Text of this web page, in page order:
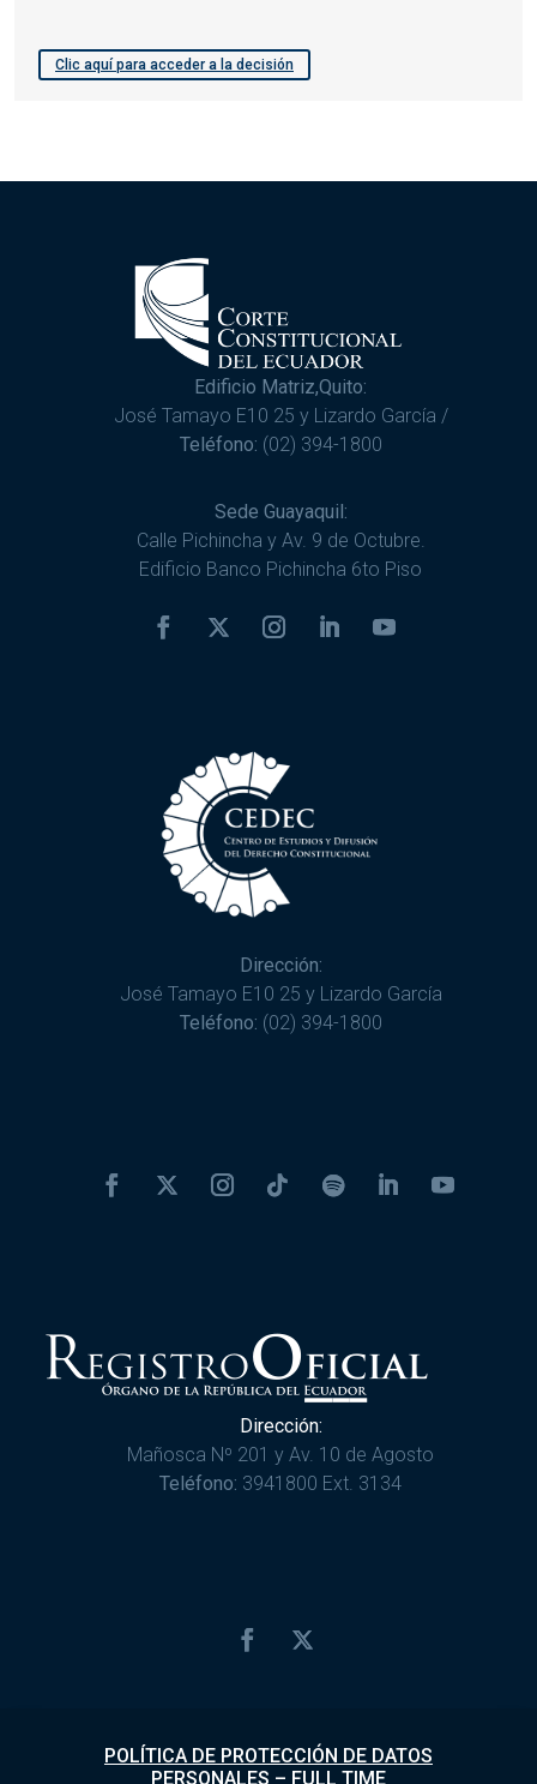
Clic aquí para acceder a la decisión
Edificio Matriz,Quito:
José Tamayo E10 25 y Lizardo García /
Teléfono: (02) 394-1800
Sede Guayaquil:
Calle Pichincha y Av. 9 de Octubre.
Edificio Banco Pichincha 6to Piso
Dirección:
José Tamayo E10 25 y Lizardo García
Teléfono: (02) 394-1800
Dirección:
Mañosca Nº 201 y Av. 10 de Agosto
Teléfono: 3941800 Ext. 3134
POLÍTICA DE PROTECCIÓN DE DATOS
PERSONALES – FULL TIME